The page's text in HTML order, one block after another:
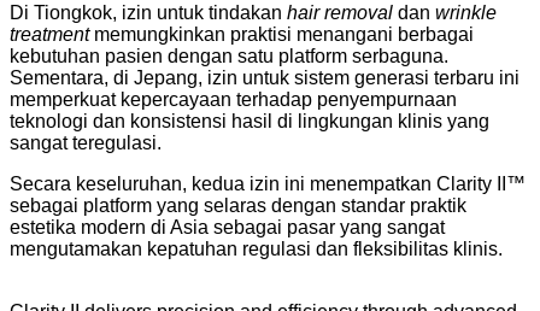
Di Tiongkok, izin untuk tindakan hair removal dan wrinkle
treatment memungkinkan praktisi menangani berbagai
kebutuhan pasien dengan satu platform serbaguna.
Sementara, di Jepang, izin untuk sistem generasi terbaru ini
memperkuat kepercayaan terhadap penyempurnaan
teknologi dan konsistensi hasil di lingkungan klinis yang
sangat teregulasi.
Secara keseluruhan, kedua izin ini menempatkan Clarity II™
sebagai platform yang selaras dengan standar praktik
estetika modern di Asia sebagai pasar yang sangat
mengutamakan kepatuhan regulasi dan fleksibilitas klinis.